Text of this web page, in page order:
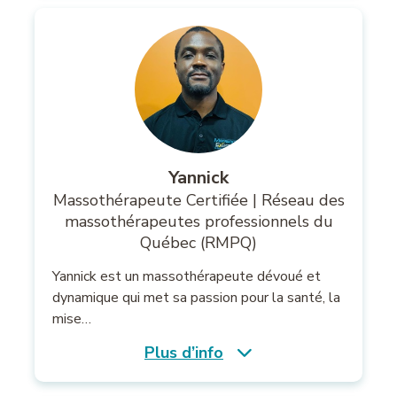
Yannick
Massothérapeute Certifiée | Réseau des
massothérapeutes professionnels du
Québec (RMPQ)
Yannick est un massothérapeute dévoué et
dynamique qui met sa passion pour la santé, la
mise…
Plus d’info